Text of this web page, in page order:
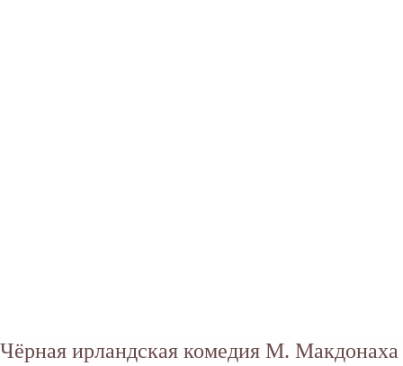
Чёрная ирландская комедия М. Макдонаха